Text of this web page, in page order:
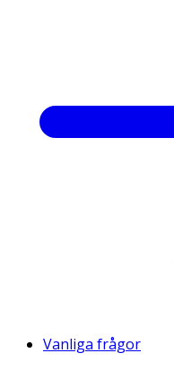
Vanliga frågor